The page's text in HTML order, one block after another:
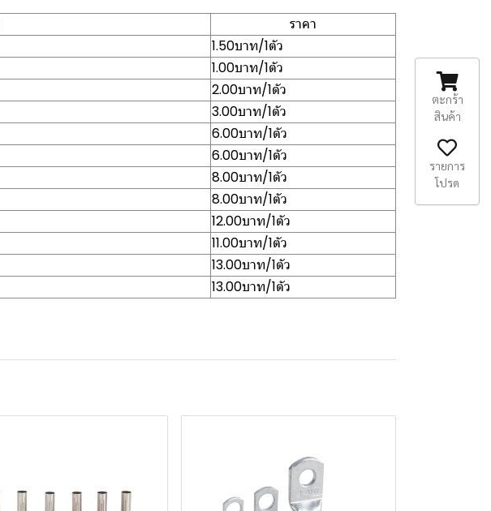
ราคา
1.50บาท/1ตัว
1.00บาท/1ตัว
2.00บาท/1ตัว
3.00บาท/1ตัว
6.00บาท/1ตัว
6.00บาท/1ตัว
8.00บาท/1ตัว
8.00บาท/1ตัว
12.00บาท/1ตัว
11.00บาท/1ตัว
13.00บาท/1ตัว
13.00บาท/1ตัว
ตะกร้า
สินค้า
รายการ
โปรด